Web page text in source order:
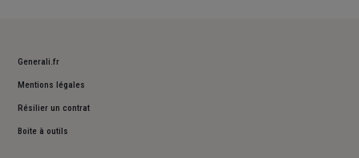
Generali.fr
Mentions légales
Résilier un contrat
Boite à outils